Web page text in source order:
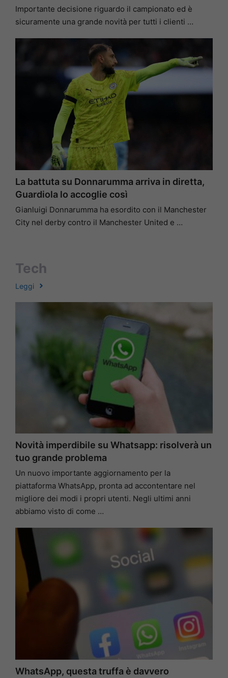
Importante decisione riguardo il campionato ed è
sicuramente una grande novità per tutti i clienti …
La battuta su Donnarumma arriva in diretta,
Guardiola lo accoglie così
Gianluigi Donnarumma ha esordito con il Manchester
City nel derby contro il Manchester United e …
Tech
Leggi
Novità imperdibile su Whatsapp: risolverà un
tuo grande problema
Un nuovo importante aggiornamento per la
piattaforma WhatsApp, pronta ad accontentare nel
migliore dei modi i propri utenti. Negli ultimi anni
abbiamo visto di come …
WhatsApp, questa truffa è davvero